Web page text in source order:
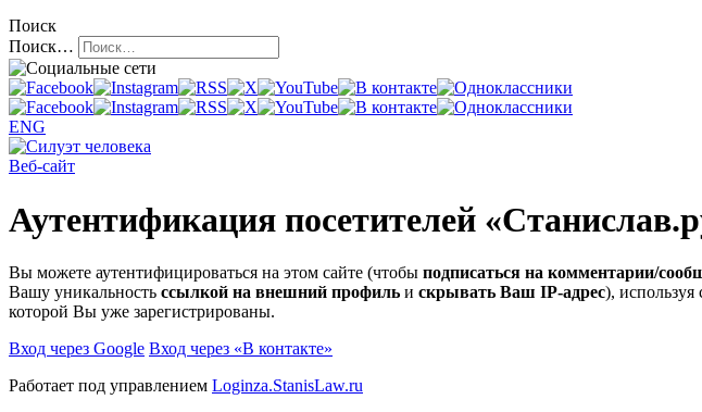
Поиск
Поиск…
ENG
Веб-сайт
Аутентификация посетителей
Вы можете аутентифицироваться на этом сайте (чтобы подписаться на комментарии/
Вашу уникальность ссылкой на внешний профиль и скрывать Ваш IP-адрес),
которой Вы уже зарегистрированы.
Вход через Google Вход через «В контакте»
Работает под управлением Loginza.StanisLaw.ru